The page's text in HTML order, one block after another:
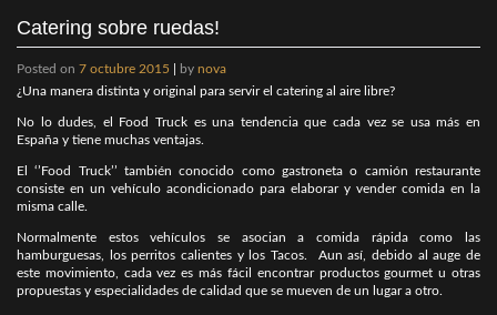
Catering sobre ruedas!
Posted on 7 octubre 2015 by nova
¿Una manera distinta y original para servir el catering al aire libre?
No lo dudes, el Food Truck es una tendencia que cada vez se usa más en
España y tiene muchas ventajas.
El ‘’Food Truck’’ también conocido como gastroneta o camión restaurante
consiste en un vehículo acondicionado para elaborar y vender comida en la
misma calle.
Normalmente estos vehículos se asocian a comida rápida como las
hamburguesas, los perritos calientes y los Tacos. Aun así, debido al auge de
este movimiento, cada vez es más fácil encontrar productos gourmet u otras
propuestas y especialidades de calidad que se mueven de un lugar a otro.